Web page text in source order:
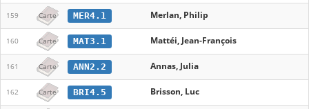
159 Carte MER4.1 Merlan, Philip
160 Carte MAT3.1 Mattéi, Jean-François
161 Carte ANN2.2 Annas, Julia
162 Carte BRI4.5 Brisson, Luc